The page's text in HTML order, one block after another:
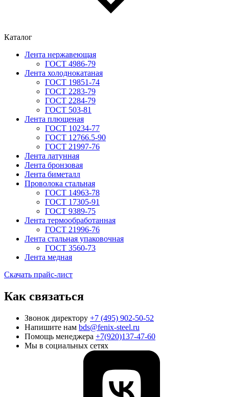
Каталог
Лента нержавеющая
ГОСТ 4986-79
Лента холоднокатаная
ГОСТ 19851-74
ГОСТ 2283-79
ГОСТ 2284-79
ГОСТ 503-81
Лента плющеная
ГОСТ 10234-77
ГОСТ 12766.5-90
ГОСТ 21997-76
Лента латунная
Лента бронзовая
Лента биметалл
Проволока стальная
ГОСТ 14963-78
ГОСТ 17305-91
ГОСТ 9389-75
Лента термообработанная
ГОСТ 21996-76
Лента стальная упаковочная
ГОСТ 3560-73
Лента медная
Скачать прайс-лист
Как связаться
Звонок директору +7 (495) 902-50-52
Напишите нам bds@fenix-steel.ru
Помощь менеджера +7(920)137-47-60
Мы в социальных сетях